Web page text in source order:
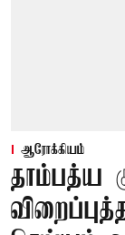
ஆரோக்கியம்
தாம்பத்ய